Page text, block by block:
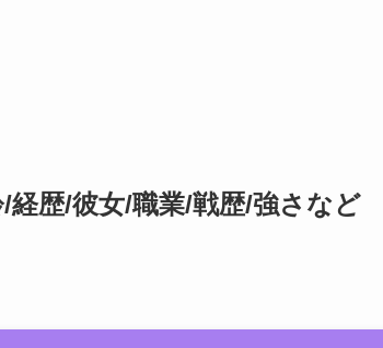
経歴/彼女/職業/戦歴/強さなど